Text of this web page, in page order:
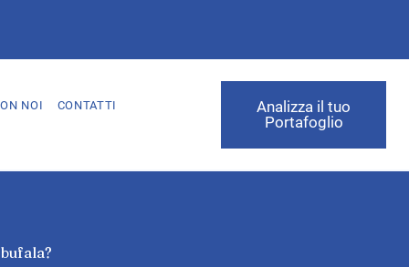
NOI CONTATTI
Analizza il tuo
Portafoglio